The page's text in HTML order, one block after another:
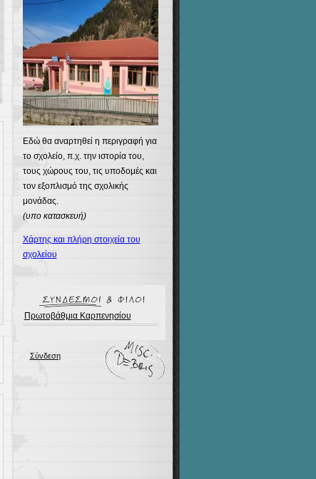
Εδώ θα αναρτηθεί η περιγραφή για
το σχολείο, π.χ. την ιστορία του,
τους χώρους του, τις υποδομές και
τον εξοπλισμό της σχολικής
μονάδας.
(υπο κατασκευή)
Χάρτης και πλήρη στοιχεία του
σχολείου
Πρωτοβάθμια Καρπενησίου
Σύνδεση